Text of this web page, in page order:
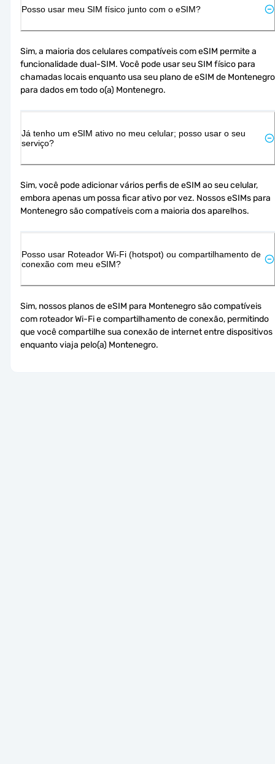
Posso usar meu SIM físico junto com o eSIM?
Sim, a maioria dos celulares compatíveis com eSIM permite a
funcionalidade dual-SIM. Você pode usar seu SIM físico para
chamadas locais enquanto usa seu plano de eSIM de Montenegro
para dados em todo o(a) Montenegro.
Já tenho um eSIM ativo no meu celular; posso usar o seu
serviço?
Sim, você pode adicionar vários perfis de eSIM ao seu celular,
embora apenas um possa ficar ativo por vez. Nossos eSIMs para
Montenegro são compatíveis com a maioria dos aparelhos.
Posso usar Roteador Wi-Fi (hotspot) ou compartilhamento de
conexão com meu eSIM?
Sim, nossos planos de eSIM para Montenegro são compatíveis
com roteador Wi-Fi e compartilhamento de conexão, permitindo
que você compartilhe sua conexão de internet entre dispositivos
enquanto viaja pelo(a) Montenegro.